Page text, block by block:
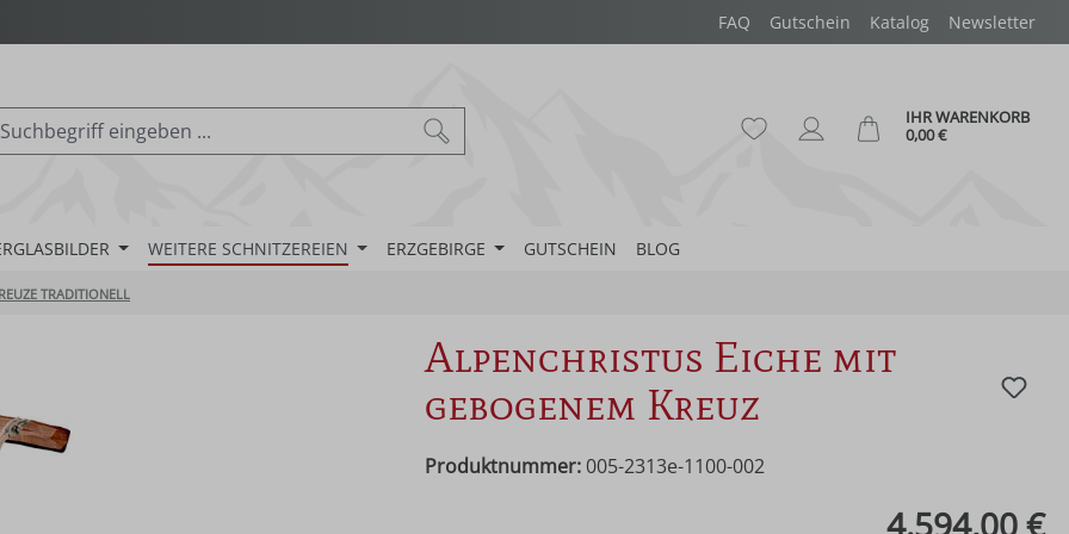
FAQ Gutschein Katalog Newsletter
Du hast 0 Produkte auf dem
IHR WARENKORB
0,00 €
WEITERE SCHNITZEREIEN ERZGEBIRGE GUTSCHEIN BLOG
TRADITIONELL
Alpenchristus Eiche mit
gebogenem Kreuz
Produktnummer: 005-2313e-1100-002
4.594,00 €